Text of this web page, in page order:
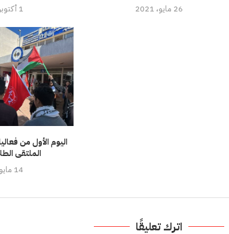
1 أكتوبر، 2019 26 مايو، 2021
اليوم الأول من
الملتقى
14 مايو، 2025
اترك تعليقًا